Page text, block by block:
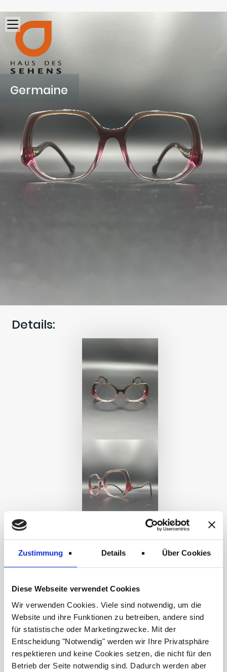
Zustimmung Details Über Cookies
Diese Webseite verwendet Cookies
Wir verwenden Cookies. Viele sind notwendig, um die
Website und ihre Funktionen zu betreiben, andere sind
für statistische oder Marketingzwecke. Mit der
Entscheidung "Notwendig" werden wir Ihre Privatsphäre
respektieren und keine Cookies setzen, die nicht für den
Betrieb der Seite notwendig sind. Dadurch werden aber
Germaine
Details: